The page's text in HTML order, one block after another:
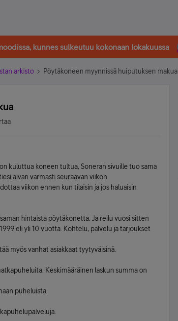
kunnes sulkeutuu kokonaan lokakuussa
arkisto Pöytäkoneen myynnissä huiputuksen makua
kuluttua koneen tultua, Soneran sivuille tuo sama
aivan varmasti seuraavan viikon
viikon ennen kun tilaisin ja jos haluaisin
hintaista pöytäkonetta. Ja reilu vuosi sitten
eli yli 10 vuotta. Kohtelu, palvelu ja tarjoukset
myös vanhat asiakkaat tyytyväisinä.
Keskimääräinen laskun summa on
puheluista.